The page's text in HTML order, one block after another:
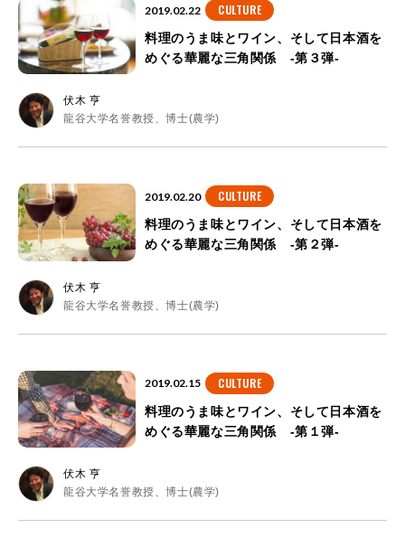
2019.02.22 CULTURE
料理のうま味とワイン、そして日本酒を
めぐる華麗な三角関係 -第３弾-
伏木 亨
龍谷大学名誉教授、博士(農学)
2019.02.20 CULTURE
料理のうま味とワイン、そして日本酒を
めぐる華麗な三角関係 -第２弾-
伏木 亨
龍谷大学名誉教授、博士(農学)
2019.02.15 CULTURE
料理のうま味とワイン、そして日本酒を
めぐる華麗な三角関係 -第１弾-
伏木 亨
龍谷大学名誉教授、博士(農学)